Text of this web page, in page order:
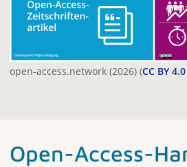
open-access.network (2026) (CC BY
Open-Access-